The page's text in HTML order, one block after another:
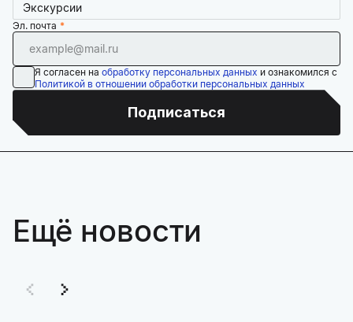
Экскурсии
Эл. почта
Я согласен на обработку персональных данных и ознакомился с
Политикой в отношении обработки персональных данных
Подписаться
Ещё новости